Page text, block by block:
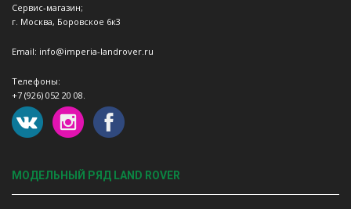
Сервис-магазин;
г. Москва, Боровское 6к3
Email: info@imperia-landrover.ru
Телефоны:
+7 (926) 052 20 08.
МОДЕЛЬНЫЙ РЯД LAND ROVER